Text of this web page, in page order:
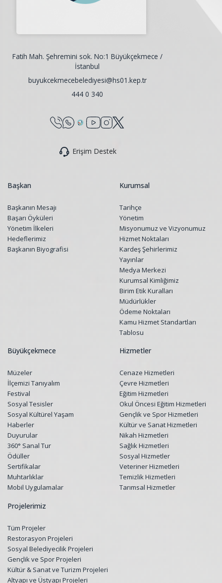
Fatih Mah. Şehremini sok. No:1 Büyükçekmece /
İstanbul
buyukcekmecebelediyesi@hs01.kep.tr
444 0 340
Erişim Destek
Başkan
Başkanın Mesajı
Başarı Öyküleri
Yönetim İlkeleri
Hedeflerimiz
Başkanın Biyografisi
Kurumsal
Tarihçe
Yönetim
Misyonumuz ve Vizyonumuz
Hizmet Noktaları
Kardeş Şehirlerimiz
Yayınlar
Medya Merkezi
Kurumsal Kimliğimiz
Birim Etik Kuralları
Müdürlükler
Ödeme Noktaları
Kamu Hizmet Standartları
Tablosu
Büyükçekmece
Müzeler
İlçemizi Tanıyalım
Festival
Sosyal Tesisler
Sosyal Kültürel Yaşam
Haberler
Duyurular
360° Sanal Tur
Ödüller
Sertifikalar
Muhtarlıklar
Mobil Uygulamalar
Hizmetler
Cenaze Hizmetleri
Çevre Hizmetleri
Eğitim Hizmetleri
Okul Öncesi Eğitim Hizmetleri
Gençlik ve Spor Hizmetleri
Kültür ve Sanat Hizmetleri
Nikah Hizmetleri
Sağlık Hizmetleri
Sosyal Hizmetler
Veteriner Hizmetleri
Temizlik Hizmetleri
Tarımsal Hizmetler
Projelerimiz
Tüm Projeler
Restorasyon Projeleri
Sosyal Belediyecilik Projeleri
Gençlik ve Spor Projeleri
Kültür & Sanat ve Turizm Projeleri
Altyapı ve Üstyapı Projeleri